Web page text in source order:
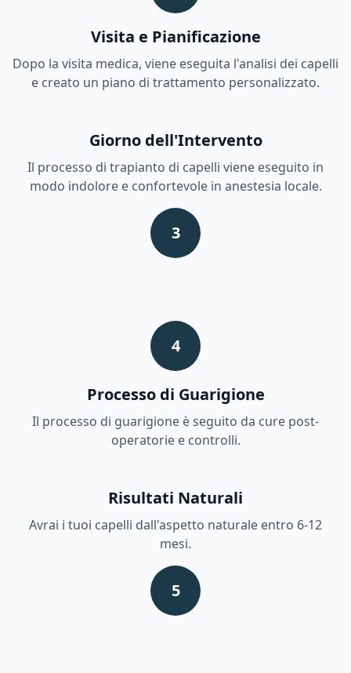
Visita e Pianificazione
Dopo la visita medica, viene eseguita l'analisi dei capelli
e creato un piano di trattamento personalizzato.
Giorno dell'Intervento
Il processo di trapianto di capelli viene eseguito in
modo indolore e confortevole in anestesia locale.
3
4
Processo di Guarigione
Il processo di guarigione è seguito da cure post-
operatorie e controlli.
Risultati Naturali
Avrai i tuoi capelli dall'aspetto naturale entro 6-12
mesi.
5